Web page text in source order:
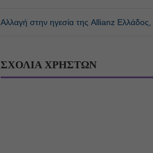
Αλλαγή στην ηγεσία της Allianz
ΣΧΟΛΙΑ ΧΡΗΣΤΩΝ